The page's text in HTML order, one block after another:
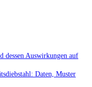
dessen Auswirkungen auf⁢
Daten, Muster